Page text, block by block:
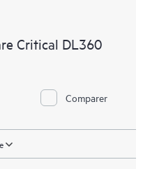
Critical DL360
Comparer